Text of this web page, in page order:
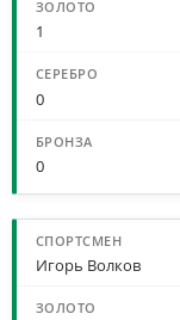
1
0
0
Игорь Волков